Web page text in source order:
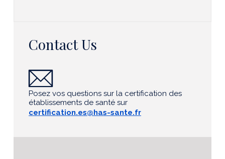
Contact Us
Posez vos questions sur la certification des
établissements de santé sur
certification.es@has-sante.fr